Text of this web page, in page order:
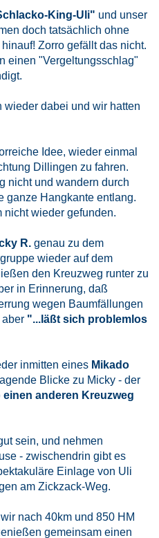
King-Uli" und unser
doch tatsächlich ohne
Zorro gefällt das nicht.
einen "Vergeltungsschlag"
wieder dabei und wir hatten
Idee, wieder einmal
Dillingen zu fahren.
nicht und wandern durch
ganze Hangkante entlang.
nicht wieder gefunden.
R. genau zu dem
wieder auf dem
den Kreuzweg runter zu
in Erinnerung, daß
wegen Baumfällungen
aber "...läßt sich problemlos
inmitten eines Mikado
Blicke zu Micky - der
einen anderen Kreuzweg
sein, und nehmen
- zwischendrin gibt es
Einlage von Uli
am Zickzack-Weg.
nach 40km und 850 HM
gemeinsam einen